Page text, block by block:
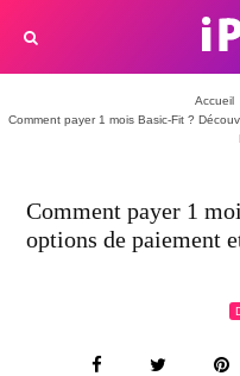
Accueil
Comment payer 1 mois Basic-Fit ?
Comment payer 1
options de paiement